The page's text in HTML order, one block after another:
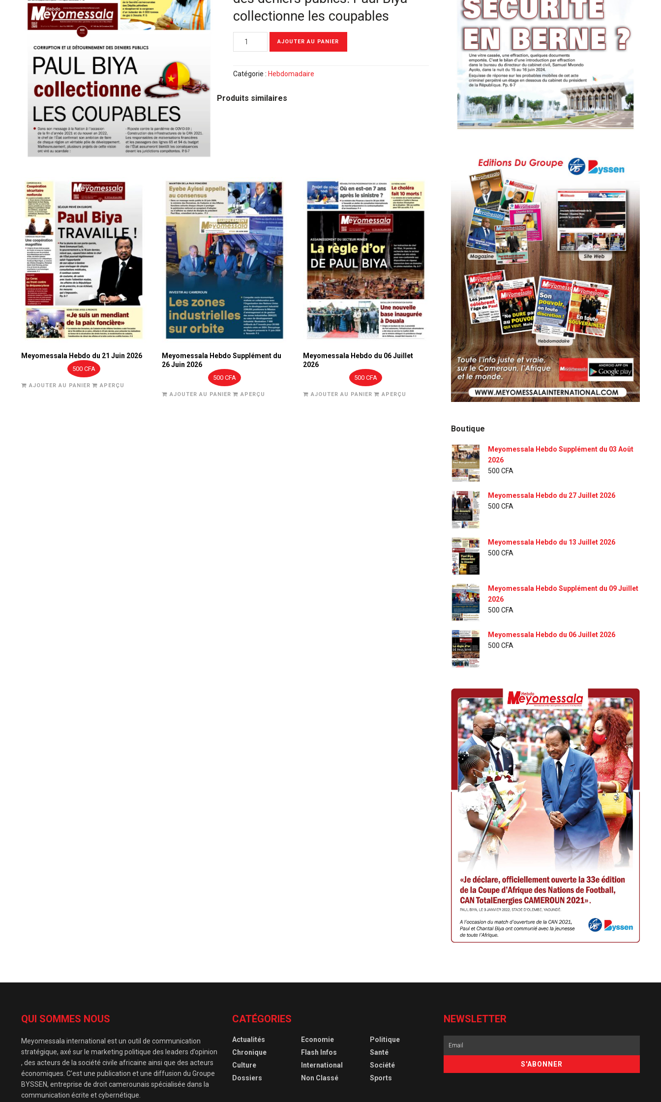
collectionne les coupables
Hebdo
Octobre
AJOUTER AU PANIER
Catégorie : Hebdomadaire
Produits similaires
Meyomessala Hebdo du 21 Juin 2026
500 CFA
AJOUTER AU PANIER APERÇU
Meyomessala Hebdo Supplément du
26 Juin 2026
500CFA
AJOUTER AU PANIER APERÇU
Meyomessala Hebdo du 06 Juillet
2026
500 CFA
AJOUTER AU PANIER APERÇU
Boutique
Meyomessala Hebdo Supplément du 03 Août
2026
500 CFA
Meyomessala Hebdo du 27 Juillet 2026
500 CFA
Meyomessala Hebdo du 13 Juillet 2026
500 CFA
Meyomessala Hebdo Supplément du 09 Juillet
2026
500 CFA
Meyomessala Hebdo du 06 Juillet 2026
500 CFA
QUI SOMMES NOUS
Meyomessala international est un outil de communication
stratégique, axé sur le marketing politique des leaders d’opinion
, des acteurs de la société civile africaine ainsi que des acteurs
économiques. C’est une publication et une diffusion du Groupe
BYSSEN, entreprise de droit camerounais spécialisée dans la
communication écrite et cybernétique.
CATÉGORIES
Actualités
Chronique
Culture
Dossiers
Economie
Flash Infos
International
Non Classé
Politique
Santé
Société
Sports
NEWSLETTER